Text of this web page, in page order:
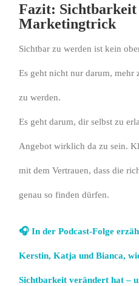
Fazit: Sichtbarkeit
Marketingtrick
Sichtbar zu werden ist kein
Es geht nicht nur darum, mehr
zu werden.
Es geht darum, dir selbst zu
Angebot wirklich da zu sein.
mit dem Vertrauen, dass die
genau so finden dürfen.
🎧 In der Podcast-Folge
Kerstin, Katja und Bianca,
Sichtbarkeit verändert hat –